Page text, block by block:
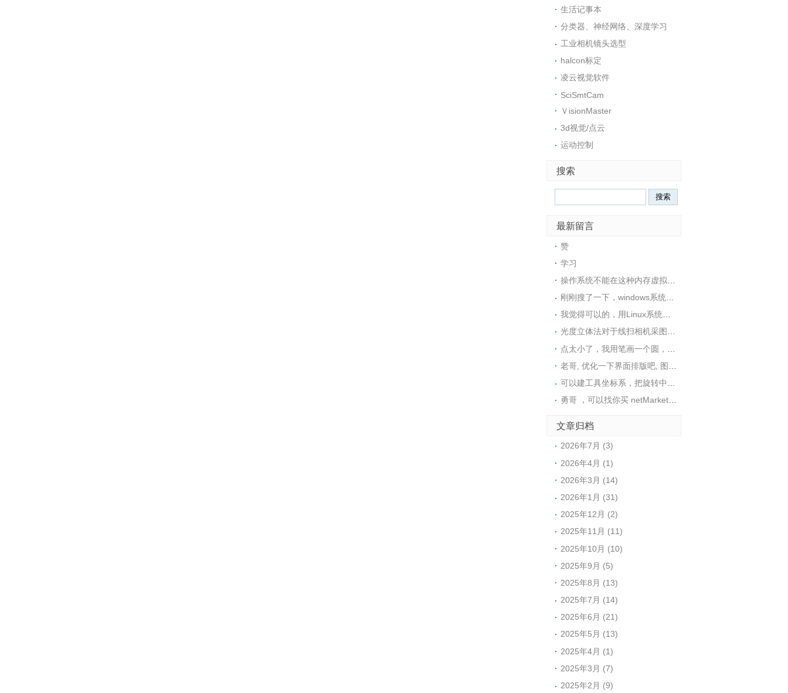
生活记事本
分类器、神经网络、深度学习
工业相机镜头选型
halcon标定
凌云视觉软件
SciSmtCam
ＶisionMaster
3d视觉/点云
运动控制
搜索
最新留言
赞
学习
我觉得可以的，用Linux系统可以很方便地在内存中创建一个tmpfs文件系统，然后在里面安装软件
光度立体法对于线扫相机采图，好像不是很适用，采图太麻烦了
文章归档
2026年7月 (3)
2026年4月 (1)
2026年3月 (14)
2026年1月 (31)
2025年12月 (2)
2025年11月 (11)
2025年10月 (10)
2025年9月 (5)
2025年8月 (13)
2025年7月 (14)
2025年6月 (21)
2025年5月 (13)
2025年4月 (1)
2025年3月 (7)
2025年2月 (9)